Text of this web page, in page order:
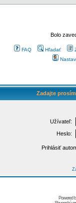
Bolo
FAQ Hľadať
Zadajte
Užívateľ:
Heslo:
Prihlásiť
Powered